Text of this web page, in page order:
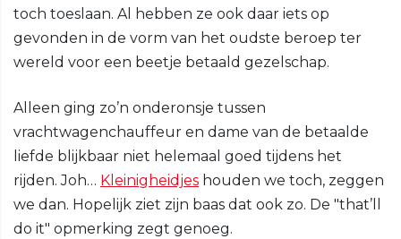
toch toeslaan. Al hebben ze ook daar iets op
gevonden in de vorm van het oudste beroep ter
wereld voor een beetje betaald gezelschap.
Alleen ging zo’n onderonsje tussen
vrachtwagenchauffeur en dame van de betaalde
liefde blijkbaar niet helemaal goed tijdens het
rijden. Joh… Kleinigheidjes houden we toch, zeggen
we dan. Hopelijk ziet zijn baas dat ook zo. De "that’ll
do it" opmerking zegt genoeg.